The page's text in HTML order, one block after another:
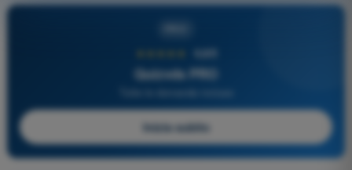
4,6/5
Quizvds PRO
Inizia subito